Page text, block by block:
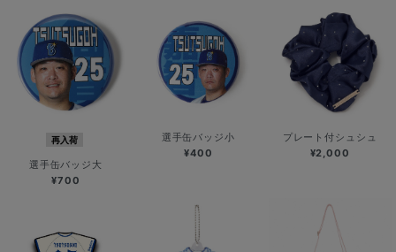
再入荷
選手缶バッジ大
¥700
選手缶バッジ小
¥400
プレート付シュシュ
¥2,000